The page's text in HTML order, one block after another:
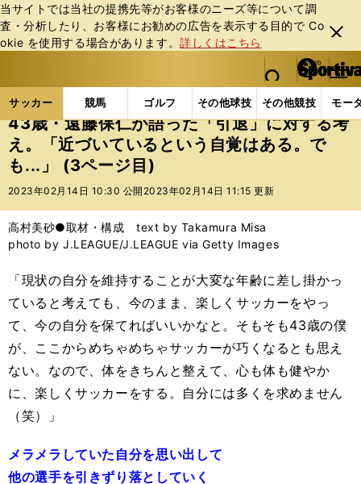
当サイトでは当社の提携先等がお客様のニーズ等について調
査・分析したり、お客様にお勧めの広告を表⽰する⽬的で Co
okie を使⽤する場合があります。詳しくはこちら
閉じ
る
web Sportiva (webスポルティーバ)
検索
マイペ
ー
ジ
メニュ
サッカー 競馬 ゴルフ その他球技 その他競技 モー
ス
ポ
ル
テ
ー
バ
サッカーの記事一覧 Jリーグ他 Jリーグ 43歳・
43歳・遠藤保仁が語った「引退」に対する考
え。「近づいているという自覚はある。で
も...」 (3ページ目)
2023年02月14日 10:30 公開 2023年02月14日 11:15 更新
高村美砂●取材・構成 text by Takamura Misa
photo by J.LEAGUE/J.LEAGUE via Getty Images
「現状の自分を維持することが大変な年齢に差し掛かっ
ていると考えても、今のまま、楽しくサッカーをやっ
て、今の自分を保てればいいかなと。そもそも43歳の僕
が、ここからめちゃめちゃサッカーが巧くなるとも思え
ない。なので、体をきちんと整えて、心も体も健やか
に、楽しくサッカーをする。自分には多くを求めません
（笑）」
メラメラしていた自分を思い出して
他の選手を引きずり落としていく